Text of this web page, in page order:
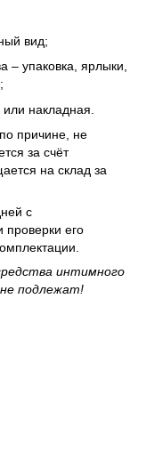
вид;
– упаковка, ярлыки,
накладная.
причине, не
за счёт
на склад за
с
проверки его
интимного
не подлежат!